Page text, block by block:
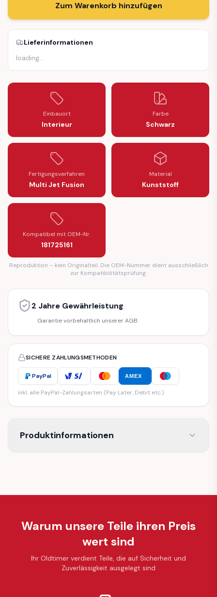
Zum Warenkorb hinzufügen
Lieferinformationen
loading…
Einbauort
Interieur
Farbe
Schwarz
Fertigungsverfahren
Multi Jet Fusion
Material
Kunststoff
Kompatibel mit OEM-Nr.
181725161
Reproduktion – kein Originalteil. Die OEM-Nummer dient ausschließlich
zur Kompatibilitätsprüfung.
2 Jahre Gewährleistung
Garantie vorbehaltlich unserer AGB.
SICHERE ZAHLUNGSMETHODEN
PayPal AMEX
inkl. alle PayPal-Zahlungsarten (Pay Later, Debit etc.)
Produktinformationen
Warum unsere Teile ihren Preis
wert sind
Ihr Oldtimer verdient Teile, die auf Sicherheit und
Zuverlässigkeit ausgelegt sind